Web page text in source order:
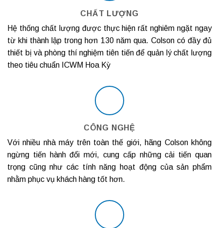
CHẤT LƯỢNG
Hệ thống chất lượng được thực hiện rất nghiêm ngặt ngay
từ khi thành lập trong hơn 130 năm qua. Colson có đầy đủ
thiết bị và phòng thí nghiệm tiên tiến để quản lý chất lượng
theo tiêu chuẩn ICWM Hoa Kỳ
CÔNG NGHỆ
Với nhiều nhà máy trên toàn thế giới, hãng Colson không
ngừng tiến hành đổi mới, cung cấp những cải tiến quan
trọng cũng như các tính năng hoạt động của sản phẩm
nhằm phục vụ khách hàng tốt hơn.